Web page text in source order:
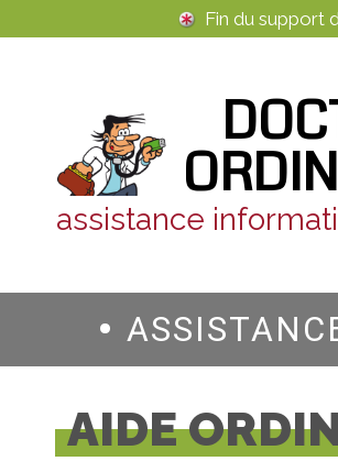
Fin du support
assistance
AIDE
Panneau de gestion des cookies